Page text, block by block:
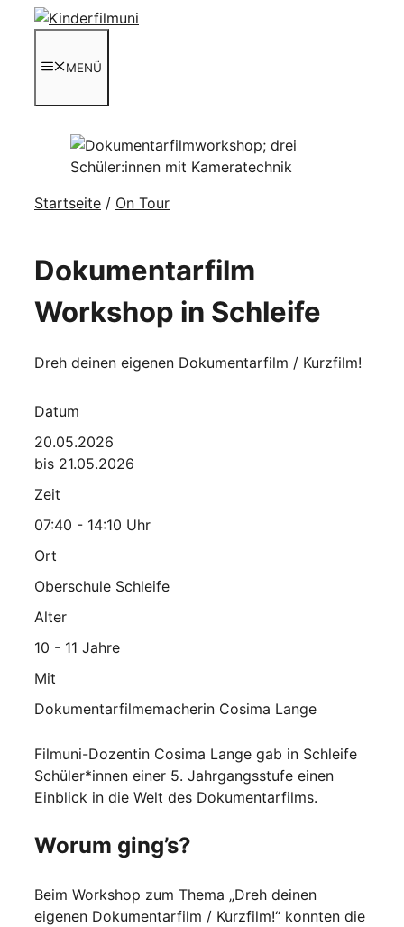
Zum
springenMENÜ
Startseite / On Tour
Dokumentarfilm
Workshop in Schleife
Dreh deinen eigenen Dokumentarfilm / Kurzfilm!
Datum
20.05.2026
bis 21.05.2026
Zeit
07:40 - 14:10 Uhr
Ort
Oberschule Schleife
Alter
10 - 11 Jahre
Mit
Dokumentarfilmemacherin Cosima Lange
Filmuni-Dozentin Cosima Lange gab in Schleife
Schüler*innen einer 5. Jahrgangsstufe einen
Einblick in die Welt des Dokumentarfilms.
Worum ging’s?
Beim Workshop zum Thema „Dreh deinen
eigenen Dokumentarfilm / Kurzfilm!“ konnten die